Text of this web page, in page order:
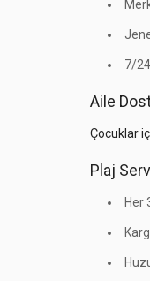
7/
Aile
Çocuklar
Plaj
Her